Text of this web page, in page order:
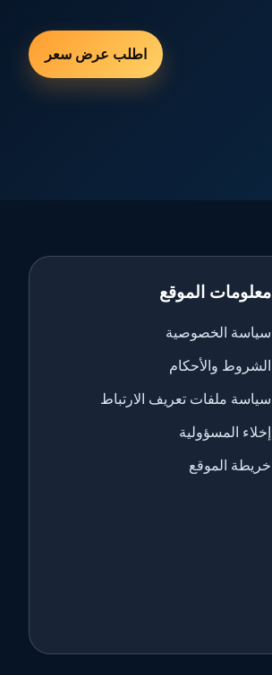
اطلب عرض سعر
معلومات الموقع
سياسة الخصوصية
الشروط والأحكام
سياسة ملفات تعريف الارتباط
إخلاء المسؤولية
خريطة الموقع